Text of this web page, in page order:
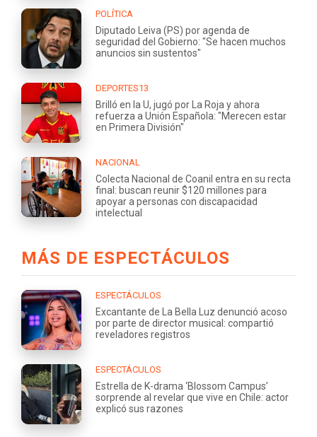
POLÍTICA
Diputado Leiva (PS) por agenda de
seguridad del Gobierno: "Se hacen muchos
anuncios sin sustentos"
DEPORTES13
Brilló en la U, jugó por La Roja y ahora
refuerza a Unión Española: "Merecen estar
en Primera División"
NACIONAL
Colecta Nacional de Coanil entra en su recta
final: buscan reunir $120 millones para
apoyar a personas con discapacidad
intelectual
MÁS DE ESPECTÁCULOS
ESPECTÁCULOS
Excantante de La Bella Luz denunció acoso
por parte de director musical: compartió
reveladores registros
ESPECTÁCULOS
Estrella de K-drama ‘Blossom Campus’
sorprende al revelar que vive en Chile: actor
explicó sus razones